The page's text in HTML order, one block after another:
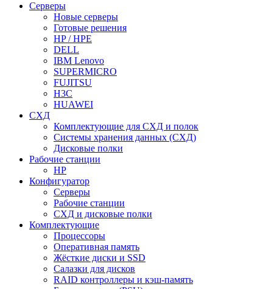
Серверы
Новые серверы
Готовые решения
HP / HPE
DELL
IBM Lenovo
SUPERMICRO
FUJITSU
H3C
HUAWEI
СХД
Комплектующие для СХД и полок
Системы хранения данных (СХД)
Дисковые полки
Рабочие станции
HP
Конфигуратор
Серверы
Рабочие станции
СХД и дисковые полки
Комплектующие
Процессоры
Оперативная память
Жёсткие диски и SSD
Салазки для дисков
RAID контроллеры и кэш-память